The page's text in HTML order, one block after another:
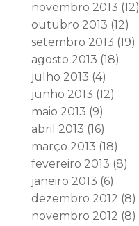
novembro 2013 (12)
outubro 2013 (12)
setembro 2013 (19)
agosto 2013 (18)
julho 2013 (4)
junho 2013 (12)
maio 2013 (9)
abril 2013 (16)
março 2013 (18)
fevereiro 2013 (8)
janeiro 2013 (6)
dezembro 2012 (8)
novembro 2012 (8)